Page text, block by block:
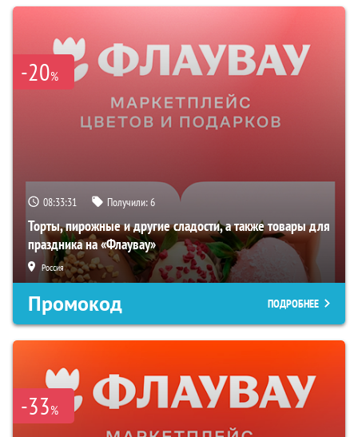
-20%
08:33:30 Получили:6
Торты, пирожные и другие сладости, а также товары для
праздника на «Флаувау»
Россия
Промокод ПОДРОБНЕЕ
-33%